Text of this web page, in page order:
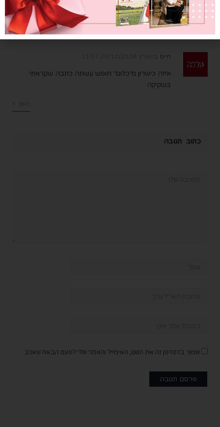
אדירה
השב
חיים
איזה כישרון מ״כלום״ חופש עשתה כתבה שקראתי
בשקיקה
כתוב תגובה
שמור בדפדפן זה את השם, האימייל והאתר שלי לפעם הבאה שאגיב.